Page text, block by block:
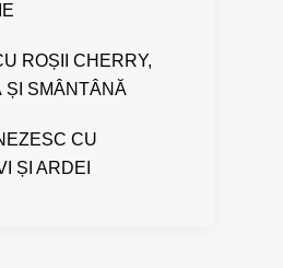
ROȘII CHERRY,
ȘI SMÂNTÂNĂ
CU
ȘI ARDEI